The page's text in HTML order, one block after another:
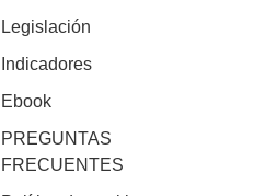
Legislación
Indicadores
Ebook
PREGUNTAS
FRECUENTES